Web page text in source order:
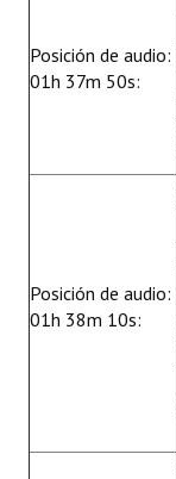
Posición de audio:
01h 37m 50s:
Posición de audio:
01h 38m 10s: